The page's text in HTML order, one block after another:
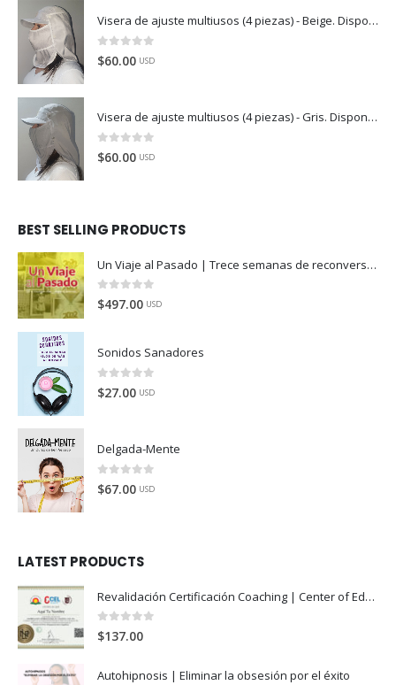
Visera de ajuste multiusos (4 piezas) - Beige. Disponible en México, Colombia, USA, Perú y España
0
$60.00 USD
Visera de ajuste multiusos (4 piezas) - Gris. Disponible en México, Colombia, USA, Perú y España
0 de 5
$60.00 USD
BEST SELLING PRODUCTS
Un Viaje al Pasado | Trece semanas de reconversión
0 de 5
$497.00 USD
Sonidos Sanadores
0
$27.00 USD
Delgada-Mente
0 de 5
$67.00 USD
LATEST PRODUCTS
Revalidación Certificación Coaching | Center of Education and Leadership
0 de 5
$137.00
Autohipnosis | Eliminar la obsesión por el éxito